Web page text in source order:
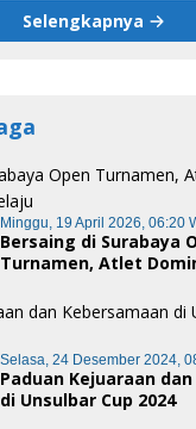
Selengkapnya
Minggu, 19 April 2026, 06:20
Bersaing di Surabaya
Turnamen, Atlet
Selasa, 24 Desember 2024,
Paduan Kejuaraan
di Unsulbar Cup 2024